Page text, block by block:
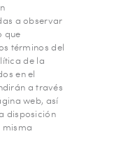
a observar
que
términos del
de la
en el
a través
web, así
disposición